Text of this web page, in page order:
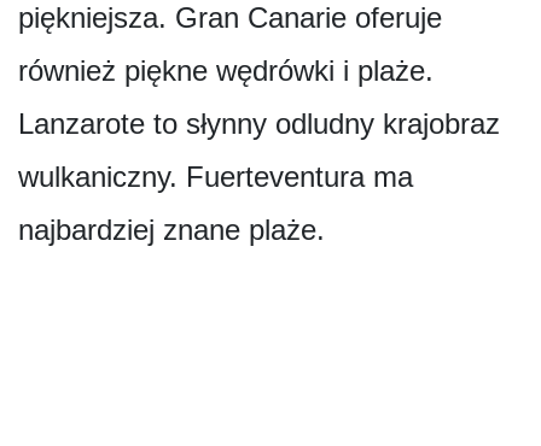
piękniejsza. Gran Canarie oferuje
również piękne wędrówki i plaże.
Lanzarote to słynny odludny krajobraz
wulkaniczny. Fuerteventura ma
najbardziej znane plaże.